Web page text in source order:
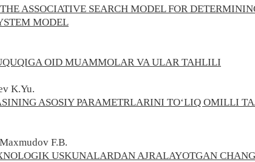
ASSOCIATIVE SEARCH MODEL FOR
MODEL
OID MUAMMOLAR VA ULAR TAHLILI
K.Yu.
ASOSIY PARAMETRLARINI TO‘LIQ OMILLI
F.B.
USKUNALARDAN AJRALAYOTGAN